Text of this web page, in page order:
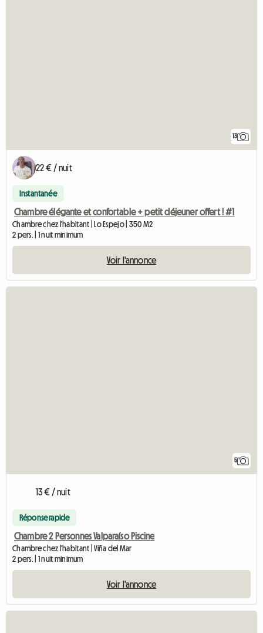
13
22 € / nuit
Instantanée
Chambre élégante et confortable + petit déjeuner offert ! #1
Chambre chez l'habitant | Lo Espejo | 350 M2
2 pers. | 1 nuit minimum
Voir l'annonce
5
13 € / nuit
Réponse rapide
Chambre 2 Personnes Valparaíso Piscine
Chambre chez l'habitant | Viña del Mar
2 pers. | 1 nuit minimum
Voir l'annonce